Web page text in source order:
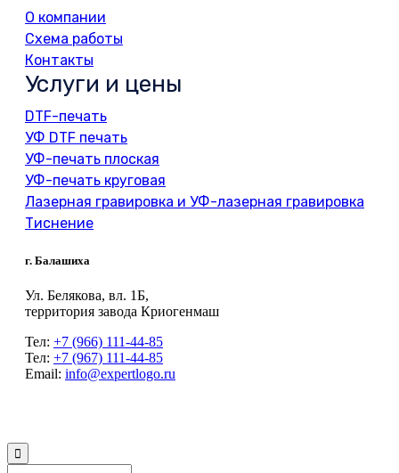
О компании
Схема работы
Контакты
Услуги и цены
DTF-печать
УФ DTF печать
УФ-печать плоская
УФ-печать круговая
Лазерная гравировка и УФ-лазерная гравировка
Тиснение
г. Балашиха
Ул. Белякова, вл. 1Б,
территория завода Криогенмаш
Тел: +7 (966) 111-44-85
Тел: +7 (967) 111-44-85
Email: info@expertlogo.ru
